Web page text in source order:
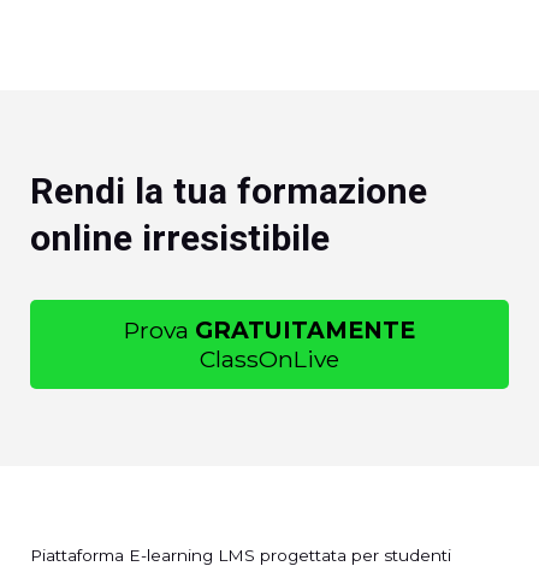
Rendi la tua formazione
online irresistibile
Prova GRATUITAMENTE
ClassOnLive
Piattaforma E-learning LMS progettata per studenti